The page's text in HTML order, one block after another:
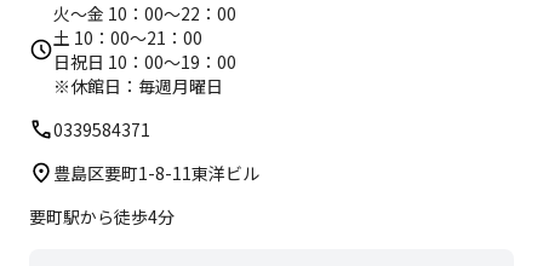
火～金 10：00～22：00
土 10：00～21：00
日祝日 10：00～19：00
※休館日：毎週月曜日
0339584371
豊島区要町1-8-11東洋ビル
要町駅から徒歩4分